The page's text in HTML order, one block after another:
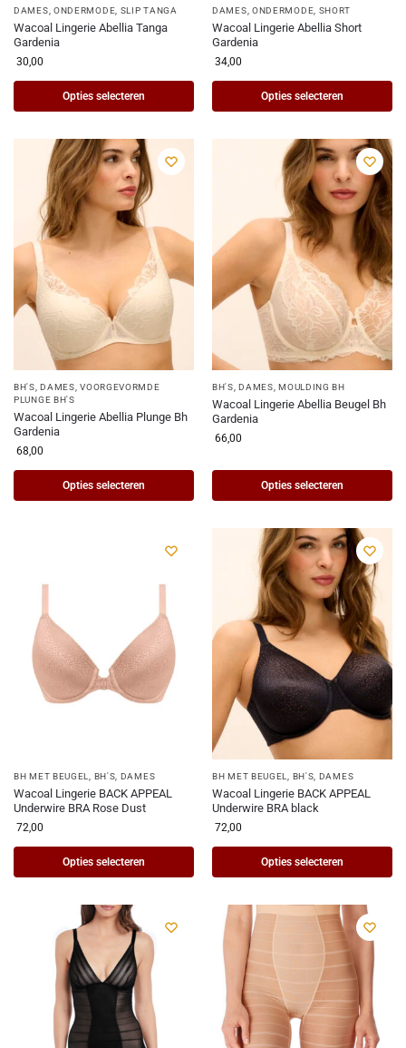
DAMES ONDERMODE SLIP TANGA
Wacoal Lingerie Abellia Tanga
Gardenia
30,00
Opties selecteren
DAMES ONDERMODE SHORT
Wacoal Lingerie Abellia Short
Gardenia
34,00
Opties selecteren
BH'S ,DAMES ,VOORGEVORMDE
PLUNGE BH'S
Wacoal Lingerie Abellia Plunge Bh
Gardenia
68,00
Opties selecteren
BH'S ,DAMES ,MOULDING BH
Wacoal Lingerie Abellia Beugel Bh
Gardenia
66,00
Opties selecteren
BH MET BEUGEL BH'S DAMES
Wacoal Lingerie BACK APPEAL
Underwire BRA Rose Dust
72,00
Opties selecteren
BH MET BEUGEL BH'S DAMES
Wacoal Lingerie BACK APPEAL
Underwire BRA black
72,00
Opties selecteren